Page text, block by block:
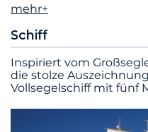
mehr+
Schiff
Inspiriert vom
die stolze
Vollsegelschiff mit fünf